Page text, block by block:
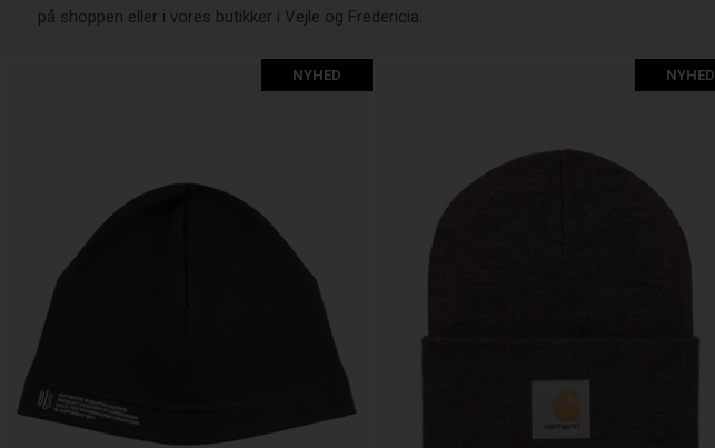
på shoppen eller i vores butikker i Vejle og Fredericia.
NYHED NYHED